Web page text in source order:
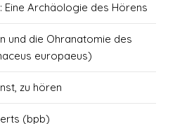
Eine Archäologie des Hörens
und die Ohranatomie des
europaeus)
zu hören
(bpb)